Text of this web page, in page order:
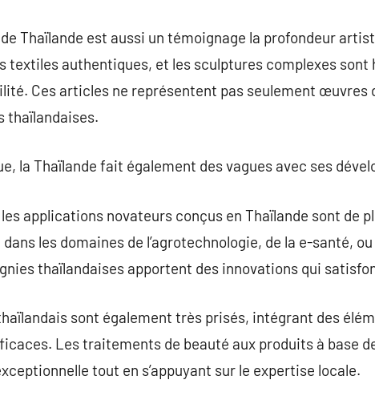
Thaïlande est aussi un témoignage la profondeur
textiles authentiques, et les sculptures complexes
Ces articles ne représentent pas seulement œuvres
thaïlandaises.
la Thaïlande fait également des vagues avec ses
applications novateurs conçus en Thaïlande sont de
les domaines de l’agrotechnologie, de la e-santé,
thaïlandaises apportent des innovations qui
sont également très prisés, intégrant des
Les traitements de beauté aux produits à base
tout en s’appuyant sur le expertise locale.